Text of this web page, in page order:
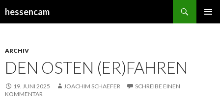
hessencam
ARCHIV
DEN OSTEN (ER)FAHREN
19. JUNI 2025 JOACHIM SCHAEFER
SCHREIBE EINEN
KOMMENTAR